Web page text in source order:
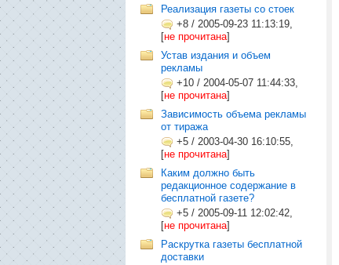
Реализация газеты со стоек
+8 / 2005-09-23 11:13:19,
[не прочитана]
Устав издания и объем
рекламы
+10 / 2004-05-07 11:44:33,
[не прочитана]
Зависимость объема рекламы
от тиража
+5 / 2003-04-30 16:10:55,
[не прочитана]
Каким должно быть
редакционное содержание в
бесплатной газете?
+5 / 2005-09-11 12:02:42,
[не прочитана]
Раскрутка газеты бесплатной
доставки